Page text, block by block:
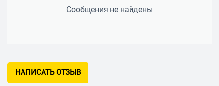
Сообщения не найдены
НАПИСАТЬ ОТЗЫВ